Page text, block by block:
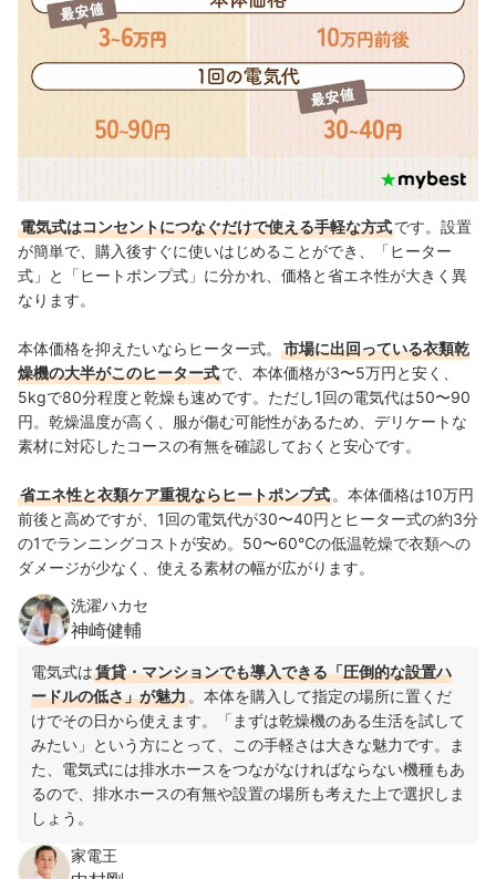
電気式はコンセントにつなぐだけで使える手軽な方式です。設置
が簡単で、購入後すぐに使いはじめることができ、「ヒーター
式」と「ヒートポンプ式」に分かれ、価格と省エネ性が大きく異
なります。
本体価格を抑えたいならヒーター式。
市場に出回っている衣類乾
燥機の大半がこのヒーター式で、本体価格が3〜5万円と安く、
5kgで80分程度と乾燥も速めです。ただし1回の電気代は50〜90
円。乾燥温度が高く、服が傷む可能性があるため、デリケートな
素材に対応したコースの有無を確認しておくと安心です。
省エネ性と衣類ケア重視ならヒートポンプ式 。本体価格は10万円
前後と高めですが、1回の電気代が30〜40円とヒーター式の約3分
の1でランニングコストが安め。50〜60℃の低温乾燥で衣類への
ダメージが少なく、使える素材の幅が広がります。
洗濯ハカセ
神崎健輔
電気式は賃貸・マンションでも導入できる「圧倒的な設置ハ
ードルの低さ」が魅力 。本体を購入して指定の場所に置くだ
けでその日から使えます。「まずは乾燥機のある生活を試して
みたい」という方にとって、この手軽さは大きな魅力です。ま
た、電気式には排水ホースをつながなければならない機種もあ
るので、排水ホースの有無や設置の場所も考えた上で選択しま
しょう。
家電王